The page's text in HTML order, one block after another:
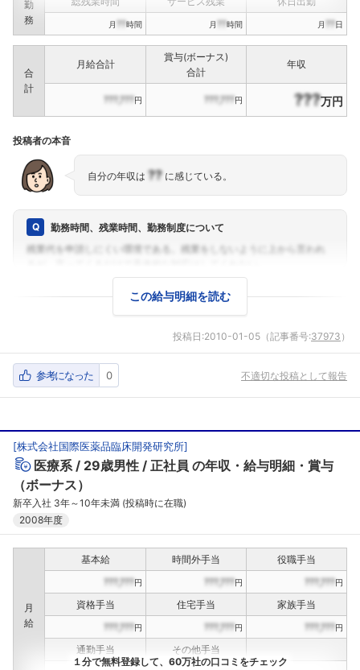
勤
務
月 ??時間 月 ??時間 月 ??日
合
計
月給合計
賞与(ボーナス)
合計
年収
???,???円 ???,???円 ???万円
投稿者の本音
自分の年収は ??に感じている。
勤務時間、残業時間、勤務制度について
この給与明細を読む
投稿日:2010-01-05 （記事番号:37973 ）
参考になった 0 不適切な投稿として報告
[株式会社国際医薬品臨床開発研究所]
医療系 29歳男性 正社員 の年収・給与明細・賞与
（ボーナス）
新卒入社 3年～10年未満 (投稿時に在職)
2008年度
月
給
基本給 時間外手当
役職手当
???,???円 ???,???円 ???,???円
資格手当 住宅手当
家族手当
???,???円 ???,???円 ???,???円
通勤手当
その他手当
１分で無料登録して、60万社の口コミをチェック